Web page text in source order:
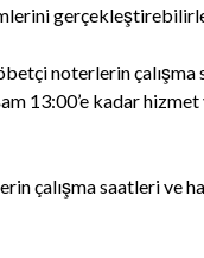
noterlerin
13:00’e kadar
çalışma saatleri ve